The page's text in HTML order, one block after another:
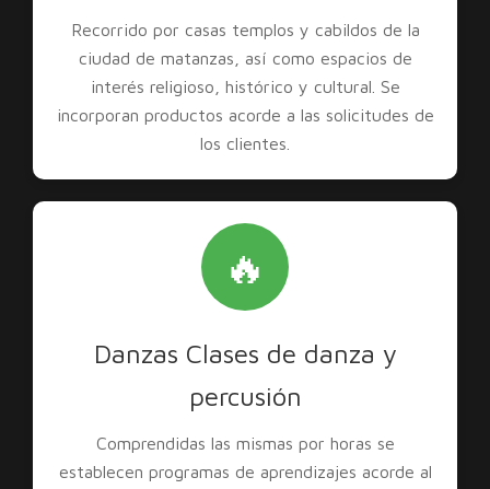
Recorrido por casas templos y cabildos de la
ciudad de matanzas, así como espacios de
interés religioso, histórico y cultural. Se
incorporan productos acorde a las solicitudes de
los clientes.
🔥
Danzas Clases de danza y
percusión
Comprendidas las mismas por horas se
establecen programas de aprendizajes acorde al